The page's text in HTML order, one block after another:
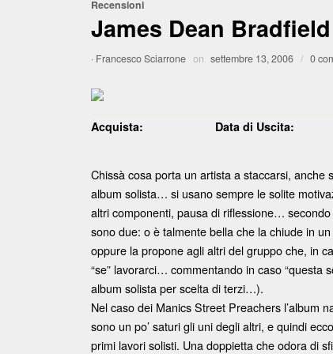
Recensioni
James Dean
· Francesco Sciarrone on settembre 13, 2006 / 0
Acquista: Data di Uscita:
Chissà cosa porta un artista a staccarsi,
album solista… si usano sempre le solite
altri componenti, pausa di riflessione…
sono due: o è talmente bella che la chiude in
oppure la propone agli altri del gruppo che, in
“se” lavorarci… commentando in caso
album solista per scelta di terzi…).
Nel caso dei Manics Street Preachers l’album
sono un po’ saturi gli uni degli altri, e quindi
primi lavori solisti. Una doppietta che odora di